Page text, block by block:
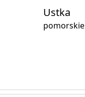
Ustka
pomorskie